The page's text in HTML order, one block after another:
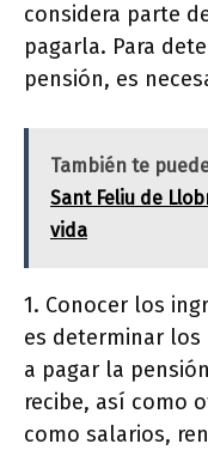
considera parte
pagarla. Para
pensión, es
También te
Sant Feliu de
vida
1. Conocer los
es determinar
a pagar la
recibe, así como
como salarios,